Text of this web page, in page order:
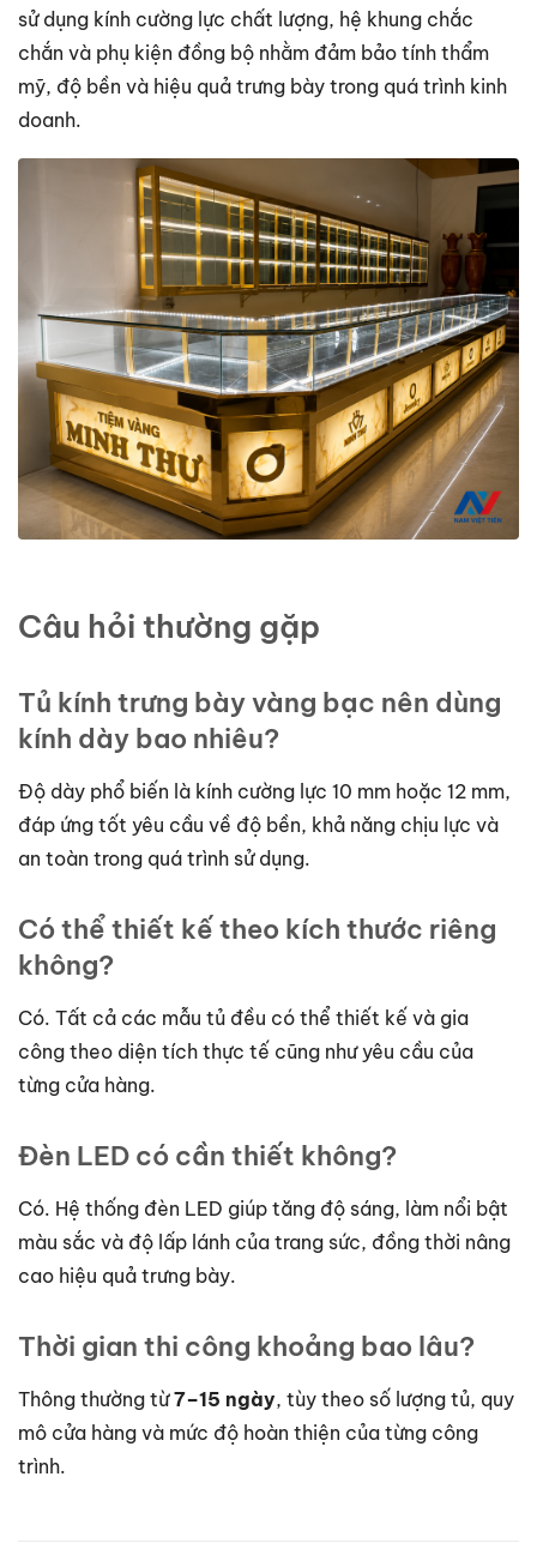
sử dụng kính cường lực chất lượng, hệ khung chắc
chắn và phụ kiện đồng bộ nhằm đảm bảo tính thẩm
mỹ, độ bền và hiệu quả trưng bày trong quá trình kinh
doanh.
Câu hỏi thường gặp
Tủ kính trưng bày vàng bạc nên dùng
kính dày bao nhiêu?
Độ dày phổ biến là kính cường lực 10 mm hoặc 12 mm,
đáp ứng tốt yêu cầu về độ bền, khả năng chịu lực và
an toàn trong quá trình sử dụng.
Có thể thiết kế theo kích thước riêng
không?
Có. Tất cả các mẫu tủ đều có thể thiết kế và gia
công theo diện tích thực tế cũng như yêu cầu của
từng cửa hàng.
Đèn LED có cần thiết không?
Có. Hệ thống đèn LED giúp tăng độ sáng, làm nổi bật
màu sắc và độ lấp lánh của trang sức, đồng thời nâng
cao hiệu quả trưng bày.
Thời gian thi công khoảng bao lâu?
Thông thường từ7–15 ngày, tùy theo số lượng tủ, quy
mô cửa hàng và mức độ hoàn thiện của từng công
trình.